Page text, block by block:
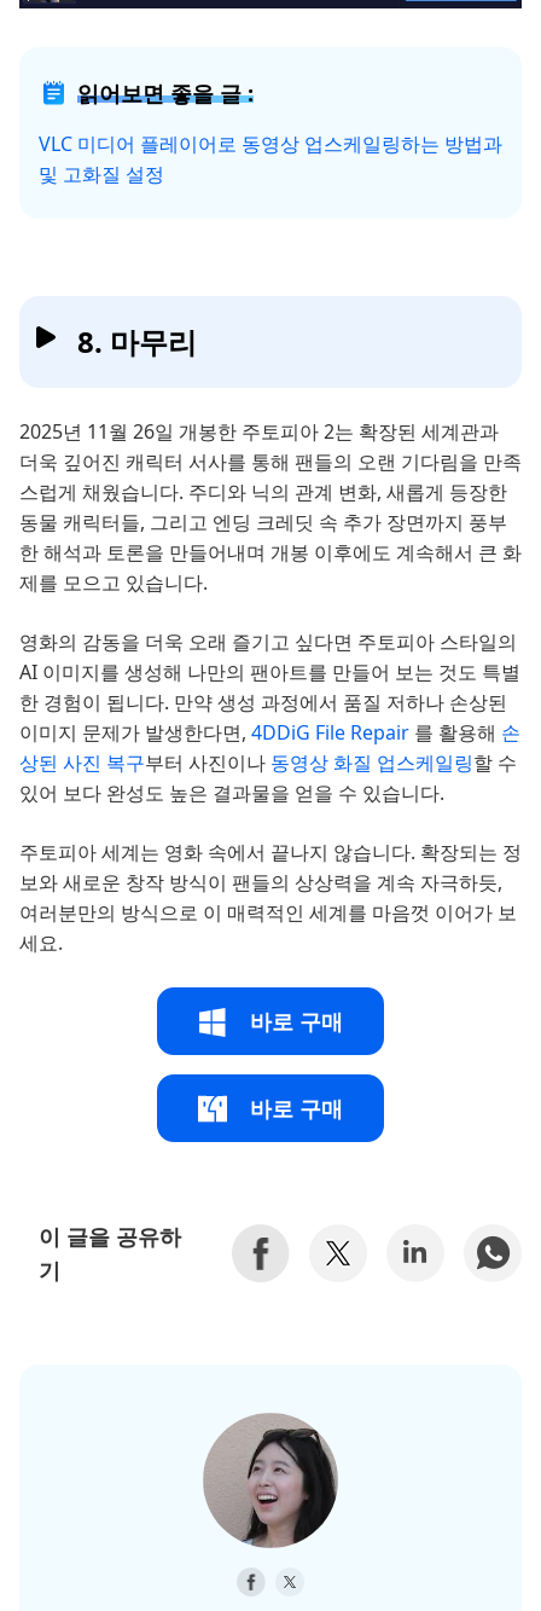
읽어보면 좋을 글 :
VLC 미디어 플레이어로 동영상 업스케일링하는 방법과
및 고화질 설정
8. 마무리
2025년 11월 26일 개봉한 주토피아 2는 확장된 세계관과
더욱 깊어진 캐릭터 서사를 통해 팬들의 오랜 기다림을 만족
스럽게 채웠습니다. 주디와 닉의 관계 변화, 새롭게 등장한
동물 캐릭터들, 그리고 엔딩 크레딧 속 추가 장면까지 풍부
한 해석과 토론을 만들어내며 개봉 이후에도 계속해서 큰 화
제를 모으고 있습니다.
영화의 감동을 더욱 오래 즐기고 싶다면 주토피아 스타일의
AI 이미지를 생성해 나만의 팬아트를 만들어 보는 것도 특별
한 경험이 됩니다. 만약 생성 과정에서 품질 저하나 손상된
이미지 문제가 발생한다면, 4DDiG File Repair 를 활용해 손
상된 사진 복구부터 사진이나 동영상 화질 업스케일링할 수
있어 보다 완성도 높은 결과물을 얻을 수 있습니다.
주토피아 세계는 영화 속에서 끝나지 않습니다. 확장되는 정
보와 새로운 창작 방식이 팬들의 상상력을 계속 자극하듯,
여러분만의 방식으로 이 매력적인 세계를 마음껏 이어가 보
세요.
바로 구매
바로 구매
이 글을 공유하
기